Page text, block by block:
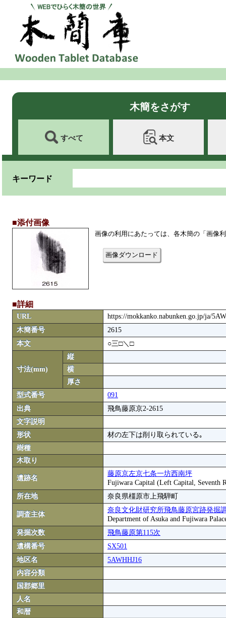
木簡をさがす
すべて 本文
キーワード
■添付画像
画像の利用にあたっては、各木簡の「画像
画像ダウンロード
■詳細
URL
https://mokkanko.nabunken.go.jp/ja/
木簡番号
2615
本文
○三□＼□
寸法(mm)
縦
横
厚さ
型式番号
091
出典
飛鳥藤原京2-2615
文字説明
形状
材の左下は削り取られている｡
樹種
木取り
遺跡名
藤原京左京七条一坊西南坪
Fujiwara Capital (Left Capital, Seventh
所在地
奈良県橿原市上飛騨町
調査主体
奈良文化財研究所飛鳥藤原宮跡発掘
Department of Asuka and Fujiwara
発掘次数
飛鳥藤原第115次
遺構番号
SX501
地区名
5AWHHJ16
内容分類
国郡郷里
人名
和暦